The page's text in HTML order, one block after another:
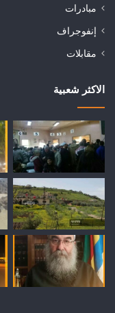
مبادرات
إنفوجراف
مقابلات
الاكثر شعبية